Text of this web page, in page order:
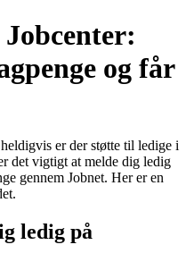
og får
er der støtte til ledige i
det vigtigt at melde dig ledig
gennem Jobnet. Her er en
ledig på